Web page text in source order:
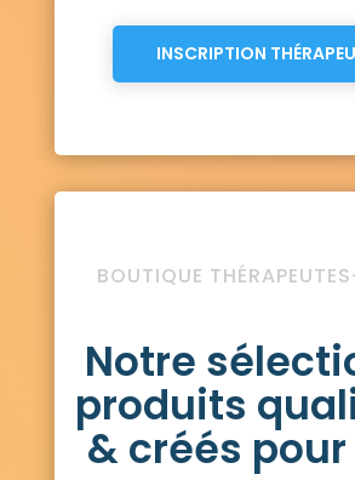
INSCRIPTION
BOUTIQUE
Notre
produits
& créés